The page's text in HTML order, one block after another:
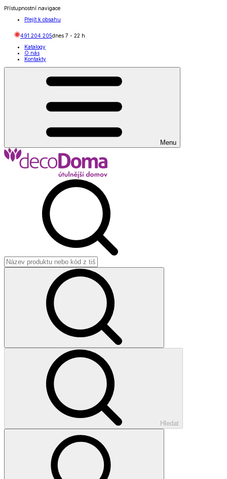
Přístupnostní navigace
Přejít k obsahu
491 204 205dnes 7 - 22 h
Katalogy
O nás
Kontakty
Menu
Hledat